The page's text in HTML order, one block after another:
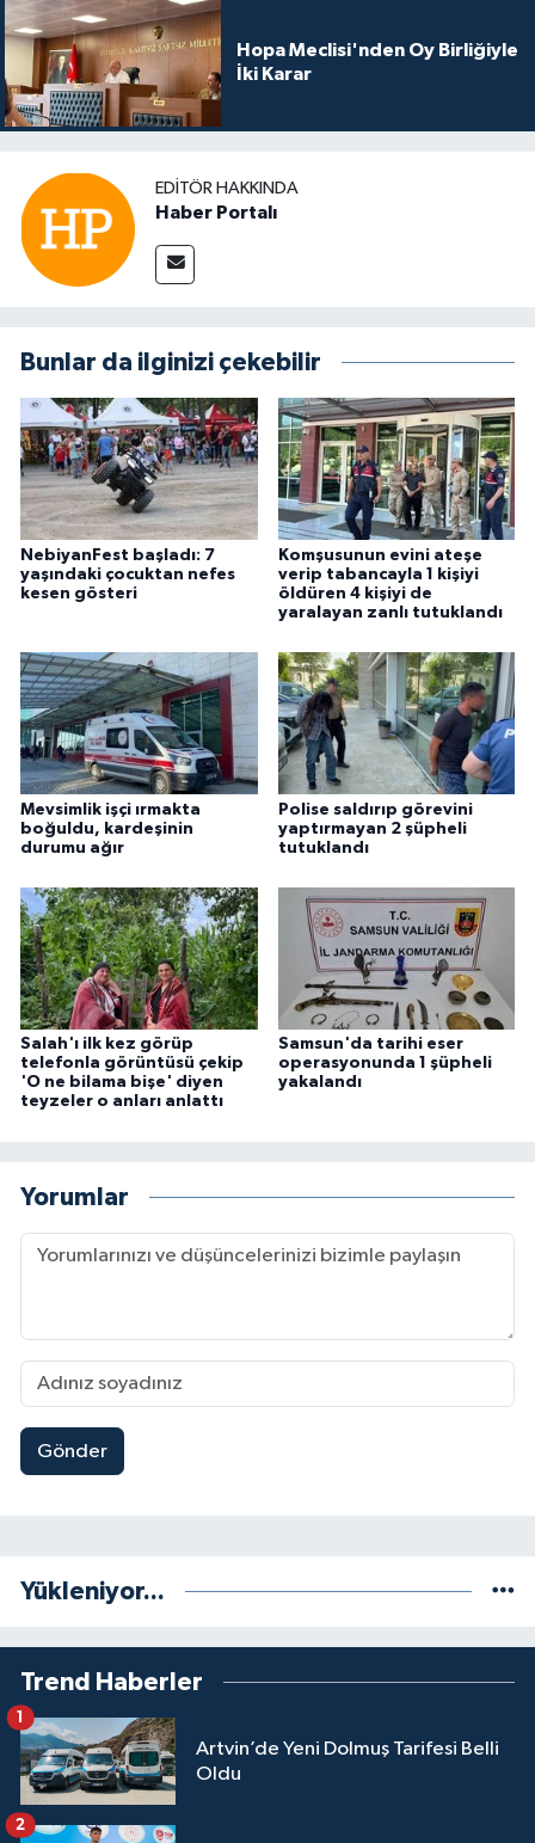
Hopa Meclisi'nden Oy Birliğiyle
İki Karar
EDITÖR HAKKINDA
Haber Portalı
Bunlar da ilginizi çekebilir
NebiyanFest başladı: 7
yaşındaki çocuktan nefes
kesen gösteri
Komşusunun evini ateşe
verip tabancayla 1 kişiyi
öldüren 4 kişiyi de
yaralayan zanlı tutuklandı
Mevsimlik işçi ırmakta
boğuldu, kardeşinin
durumu ağır
Polise saldırıp görevini
yaptırmayan 2 şüpheli
tutuklandı
Salah'ı ilk kez görüp
telefonla görüntüsü çekip
'O ne bilama bişe' diyen
teyzeler o anları anlattı
Samsun'da tarihi eser
operasyonunda 1 şüpheli
yakalandı
Yorumlar
Gönder
Yükleniyor...
Trend Haberler
Artvin’de Yeni Dolmuş Tarifesi Belli
Oldu
1
2